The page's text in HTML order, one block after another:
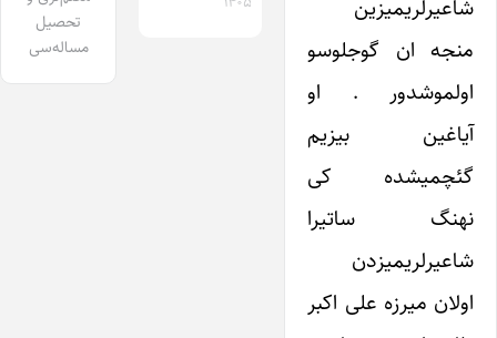
شاعیرلریمیزین
منجه ان گوجلوسو
اولموشدور . او
آیاغین بیزیم
گئچمیشده کی
نهنگ ساتیرا
شاعیرلریمیزدن
اولان میرزه علی اکبر
تحصیل
مساله‌سی